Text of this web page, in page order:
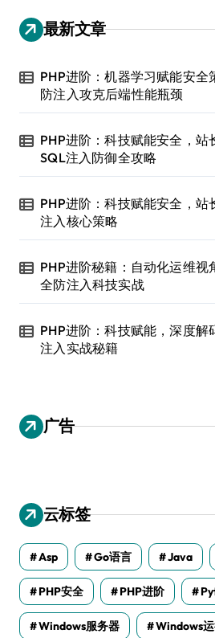
最新文章
PHP进阶：机器学习赋能安全
防注入攻克后端性能瓶颈
PHP进阶：科技赋能安全，站
SQL注入防御全攻略
PHP进阶：科技赋能安全，站
注入核心策略
PHP进阶秘籍：自动化运维视
全防注入科技实战
PHP进阶：科技赋能，深度解
注入实战秘籍
广告
云标签
Asp Go语言 Java
PHP安全 PHP进阶
Windows服务器 Windows